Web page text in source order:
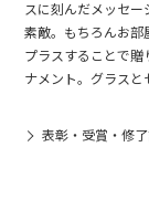
スに刻んだメッセー
素敵。もちろんお部
プラスすることで
ナメント。グラスと
表彰・受賞・修